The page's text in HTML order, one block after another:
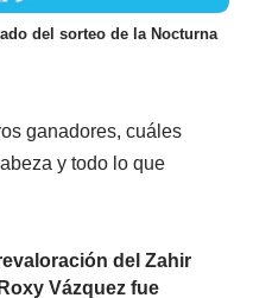
del sorteo de la Nocturna
ganadores, cuáles
y todo lo que
del Zahir
Vázquez fue